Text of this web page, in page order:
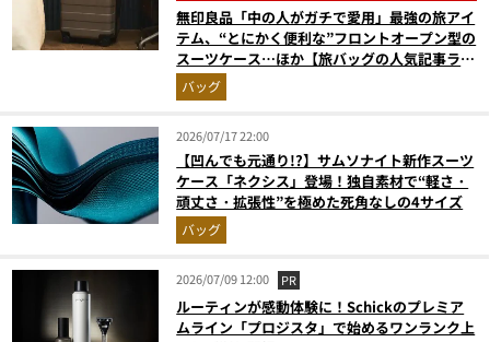
無印良品「中の人がガチで愛用」最強の旅アイ
テム、“とにかく便利な”フロントオープン型の
スーツケース…ほか【旅バッグの人気記事ラン
キングベスト3】（2026年6月版）
バッグ
2026/07/17 22:00
【凹んでも元通り!?】サムソナイト新作スーツ
ケース「ネクシス」登場！独自素材で“軽さ・
頑丈さ・拡張性”を極めた死角なしの4サイズ
バッグ
2026/07/09 12:00 PR
ルーティンが感動体験に！Schickのプレミア
ムライン「プロジスタ」で始めるワンランク上